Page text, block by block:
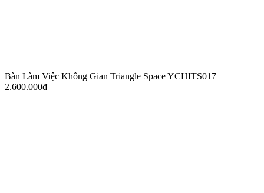
Bàn Làm Việc Không Gian Triangle Space YCHITS017
2.600.000₫